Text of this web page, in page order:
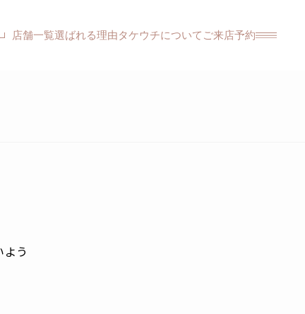
店舗一覧選ばれる理由タケウチについて ご来店予約
う